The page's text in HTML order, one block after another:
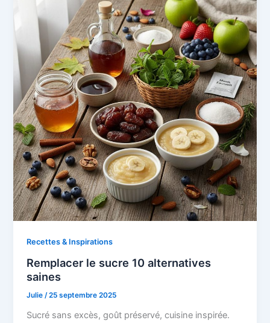
Recettes & Inspirations
Remplacer le sucre 10 alternatives
saines
Julie /25 septembre 2025
Sucré sans excès, goût préservé, cuisine inspirée.